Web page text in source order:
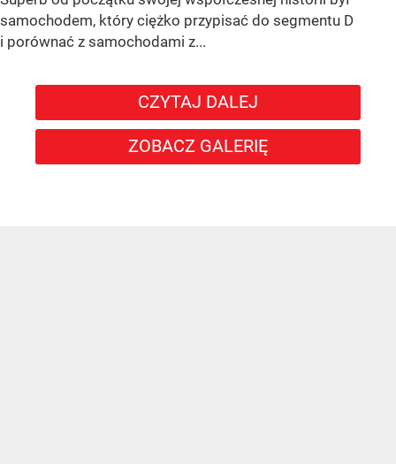
samochodem, który ciężko przypisać do segmentu D
i porównać z samochodami z...
CZYTAJ DALEJ
ZOBACZ GALERIĘ